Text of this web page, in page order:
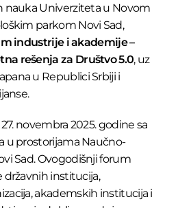
Univerziteta u Novom
parkom Novi Sad,
industrije i akademije –
rešenja za Društvo 5.0, uz
u Republici Srbiji i
novembra 2025. godine sa
u prostorijama Naučno-
Sad. Ovogodišnji forum
institucija,
akademskih institucija i